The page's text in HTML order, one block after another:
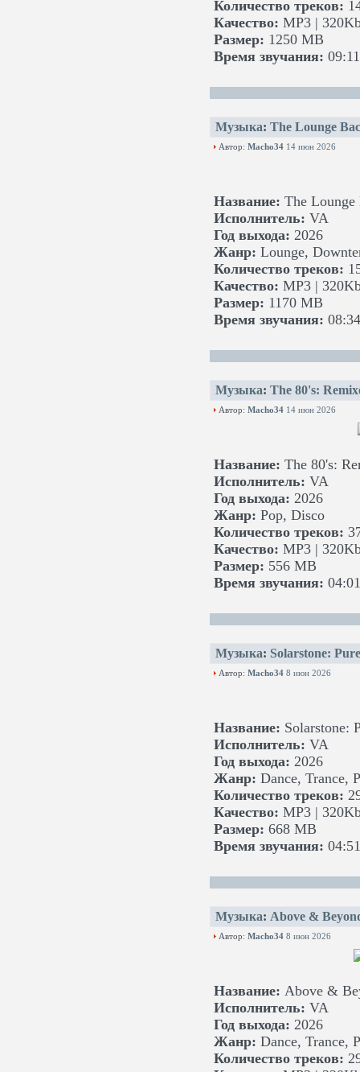
Количество треков:
Качество: MP3 |
Размер: 1250 MB
Время звучания:
Музыка: The Lounge
Автор: Macho34 14 июн 2026
Название: The
Исполнитель: VA
Год выхода: 2026
Жанр: Lounge,
Количество треков:
Качество: MP3 |
Размер: 1170 MB
Время звучания:
Музыка: The 80's:
Автор: Macho34 14 июн 2026
Название: The 80's:
Исполнитель: VA
Год выхода: 2026
Жанр: Pop, Disco
Количество треков:
Качество: MP3 |
Размер: 556 MB
Время звучания:
Музыка: Solarstone:
Автор: Macho34 8 июн 2026
Название: Solarstone:
Исполнитель: VA
Год выхода: 2026
Жанр: Dance, Trance,
Количество треков:
Качество: MP3 |
Размер: 668 MB
Время звучания:
Музыка: Above &
Автор: Macho34 8 июн 2026
Название: Above &
Исполнитель: VA
Год выхода: 2026
Жанр: Dance, Trance,
Количество треков: